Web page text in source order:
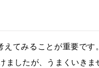
てみることが重要です
ましたが、うまくいきま